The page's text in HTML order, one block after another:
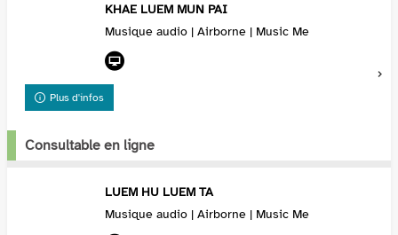
KHAE LUEM MUN PAI
Musique audio | Airborne | Music Me
Plus d'infos
Consultable en ligne
LUEM HU LUEM TA
Musique audio | Airborne | Music Me